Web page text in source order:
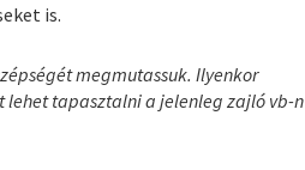
is.
megmutassuk. Ilyenkor
lehet tapasztalni a jelenleg zajló vb-n